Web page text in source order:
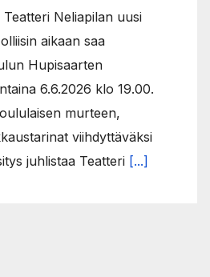
Neliapilan uusi
aikaan saa
Hupisaarten
6.6.2026 klo 19.00.
murteen,
viihdyttäväksi
juhlistaa Teatteri [...]